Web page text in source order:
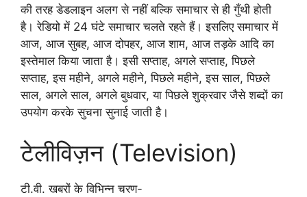
की तरह डेडलाइन अलग से नहीं बल्कि समाचार से ही गुँथी होती
है। रेडियो में 24 घंटे समाचार चलते रहते हैं। इसलिए समाचार में
आज, आज सुबह, आज दोपहर, आज शाम, आज तड़के आदि का
इस्तेमाल किया जाता है। इसी सप्ताह, अगले सप्ताह, पिछले
सप्ताह, इस महीने, अगले महीने, पिछले महीने, इस साल, पिछले
साल, अगले साल, अगले बुधवार, या पिछले शुक्रवार जैसे शब्दों का
उपयोग करके सुचना सुनाई जाती है।
टेलीविज़न (Television)
टी.वी. खबरों के विभिन्न चरण-